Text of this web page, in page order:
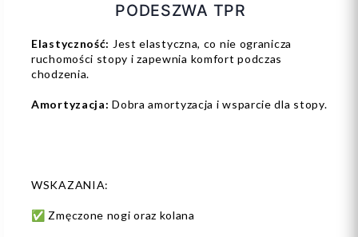
PODESZWA TPR
Elastyczność: Jest elastyczna, co nie ogranicza
ruchomości stopy i zapewnia komfort podczas
chodzenia.
Amortyzacja:Dobra amortyzacja i wsparcie dla stopy.
WSKAZANIA:
✅ Zmęczone nogi oraz kolana